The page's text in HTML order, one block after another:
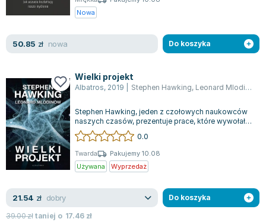
Zygmunt Freud
Michel Moran
Katarzyna Miller
Antoine de Saint Exupery
Lew Tołstoj
Mark Twain
Marcin Meller
Paulina Młynarska
Jarosław Sokołowski
Piotr Latocha
Nowa
50.85 zł nowa Do koszyka
Wielki projekt
Albatros, 2019 Stephen Hawking, Leonard Mlodinow
Stephen Hawking, jeden z czołowych naukowców
naszych czasów, prezentuje prace, które wywołały
intensywną debatę na całym świecie,...
0.0
Twarda
Pakujemy 10.08
Używana
Wyprzedaż
21.54 zł dobry
39.00złtaniej o 17.46 zł
Do koszyka